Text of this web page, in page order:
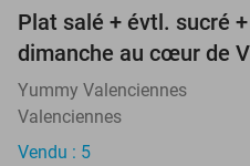
Plat salé + évtl. sucré
dimanche au cœur de
Yummy Valenciennes
Valenciennes
Vendu : 5